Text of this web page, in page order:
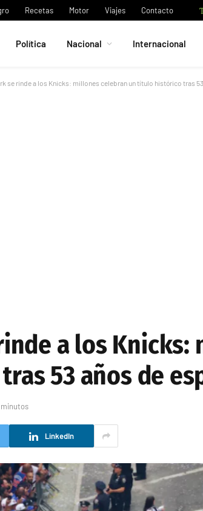
Recetas Motor Viajes Contacto
Política Nacional Internacional
se rinde a los Knicks: millones celebran un título histórico tras
a los
53 años de
LinkedIn